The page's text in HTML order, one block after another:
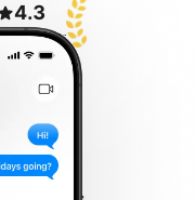
4.3
تقييم App Store